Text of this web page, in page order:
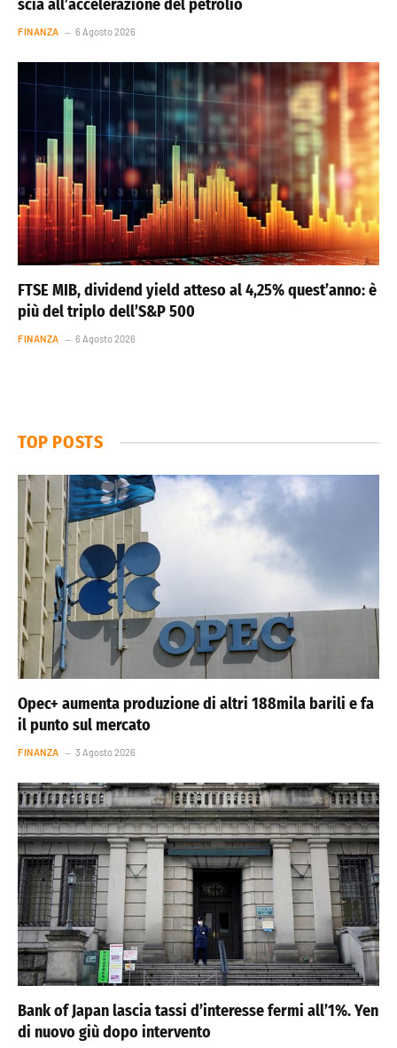
scia all’accelerazione del petrolio
FINANZA 6 Agosto 2026
FTSE MIB, dividend yield atteso al 4,25% quest’anno: è
più del triplo dell’S&P 500
FINANZA 6 Agosto 2026
TOP POSTS
Opec+ aumenta produzione di altri 188mila barili e fa
il punto sul mercato
FINANZA 3 Agosto 2026
Bank of Japan lascia tassi d’interesse fermi all’1%. Yen
di nuovo giù dopo intervento